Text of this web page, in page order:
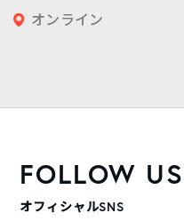
オンライン
FOLLOW US
オフィシャルSNS